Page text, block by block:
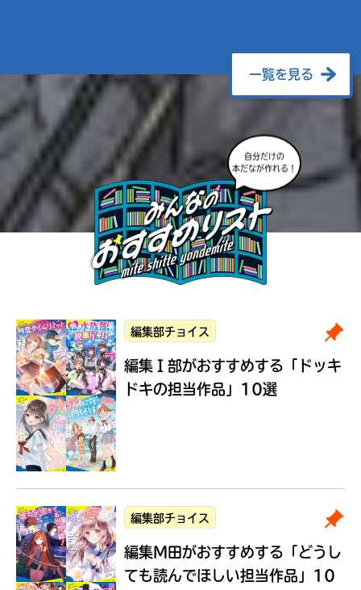
一覧を見る
自分だけの
本だなが作れる！
編集部チョイス
編集Ｉ部がおすすめする 「ドッキ
ドキの担当作品」10選
編集部チョイス
編集M田がおすすめする 「どうし
ても読んでほしい担当作品」10